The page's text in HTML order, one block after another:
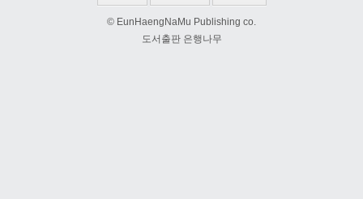
© EunHaengNaMu Publishing co.
도서출판 은행나무